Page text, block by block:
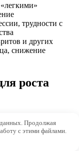
трудности с
и других
снижение
роста
витаминов B1,
продуктов, как
семена тыквы,
данных. Продолжая
с этими файлами.